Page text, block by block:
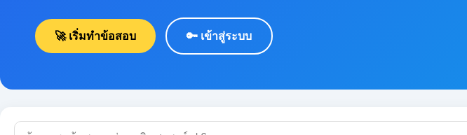
🚀 เริ่มทำข้อสอบ 🔑 เข้าสู่ระบบ